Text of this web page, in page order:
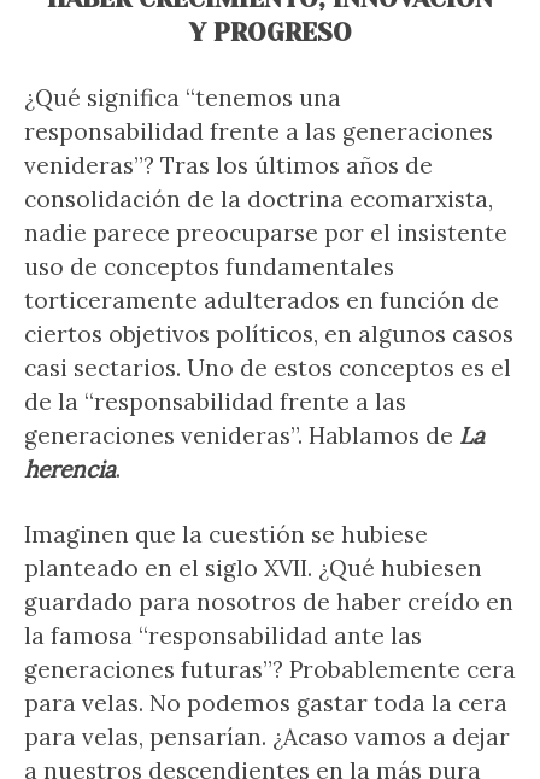
Y PROGRESO
¿Qué significa “tenemos una
responsabilidad frente a las generaciones
venideras”? Tras los últimos años de
consolidación de la doctrina ecomarxista,
nadie parece preocuparse por el insistente
uso de conceptos fundamentales
torticeramente adulterados en función de
ciertos objetivos políticos, en algunos casos
casi sectarios. Uno de estos conceptos es el
de la “responsabilidad frente a las
generaciones venideras”. Hablamos de La
herencia.
Imaginen que la cuestión se hubiese
planteado en el siglo XVII. ¿Qué hubiesen
guardado para nosotros de haber creído en
la famosa “responsabilidad ante las
generaciones futuras”? Probablemente cera
para velas. No podemos gastar toda la cera
para velas, pensarían. ¿Acaso vamos a dejar
a nuestros descendientes en la más pura